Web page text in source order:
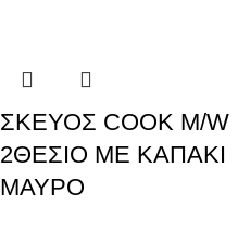
ΣΚΕΥΟΣ COOK M/W
2ΘΕΣΙΟ ΜΕ ΚΑΠΑΚΙ
ΜΑΥΡΟ